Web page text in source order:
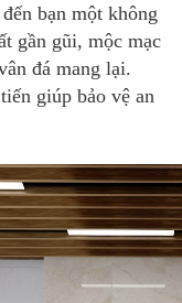
bạn một không
gần gũi, mộc mạc
đá mang lại.
giúp bảo vệ an